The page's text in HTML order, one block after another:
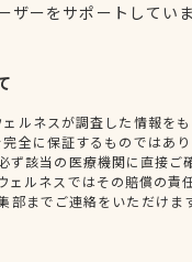
ザーをサポートしてい
ルネスが調査した情報を
全に保証するものではあ
ず該当の医療機関に直接ご
ルネスではその賠償の責
までご連絡をいただけま